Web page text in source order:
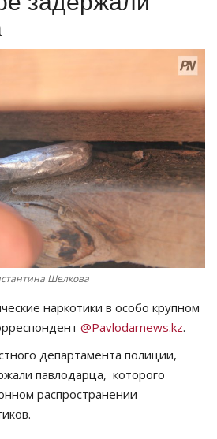
Шелкова
наркотики в особо крупном
@Pavlodarnews.kz.
департамента полиции,
павлодарца, которого
распространении